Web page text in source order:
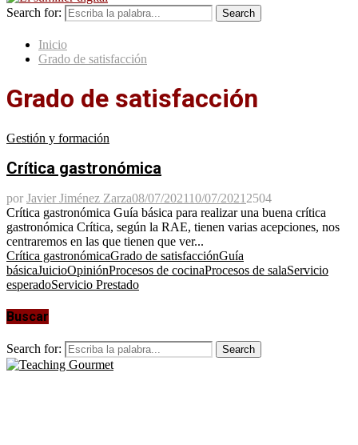
Search for: Search
Inicio
Grado de satisfacción
Grado de satisfacción
Gestión y formación
Crítica gastronómica
por Javier Jiménez Zarza08/07/202110/07/2021 2504
Crítica gastronómica Guía básica para realizar una buena crítica
gastronómica Crítica, según la RAE, tienen varias acepciones, nos
centraremos en las que tienen que ver...
Crítica gastronómicaGrado de satisfacciónGuía
básicaJuicioOpiniónProcesos de cocinaProcesos de salaServicio
esperadoServicio Prestado
Buscar
Search for: Search